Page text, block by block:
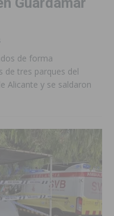
de forma
de tres parques del
Alicante y se saldaron